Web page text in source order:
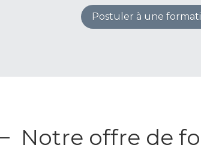
Postuler à une
Notre offre de